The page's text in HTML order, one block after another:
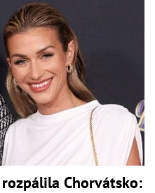
Chorvátsko: